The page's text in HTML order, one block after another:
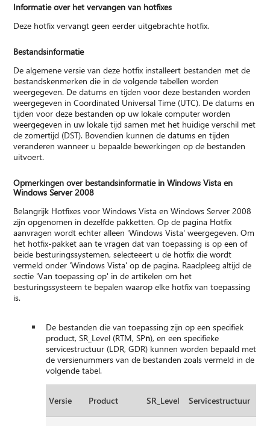
Informatie over het vervangen van hotfixes
Deze hotfix vervangt geen eerder uitgebrachte hotfix.
Bestandsinformatie
De algemene versie van deze hotfix installeert bestanden met de
bestandskenmerken die in de volgende tabellen worden
weergegeven. De datums en tijden voor deze bestanden worden
weergegeven in Coordinated Universal Time (UTC). De datums en
tijden voor deze bestanden op uw lokale computer worden
weergegeven in uw lokale tijd samen met het huidige verschil met
de zomertijd (DST). Bovendien kunnen de datums en tijden
veranderen wanneer u bepaalde bewerkingen op de bestanden
uitvoert.
Opmerkingen over bestandsinformatie in Windows Vista en
Windows Server 2008
Belangrijk Hotfixes voor Windows Vista en Windows Server 2008
zijn opgenomen in dezelfde pakketten. Op de pagina Hotfix
aanvragen wordt echter alleen 'Windows Vista' weergegeven. Om
het hotfix-pakket aan te vragen dat van toepassing is op een of
beide besturingssystemen, selecteeert u de hotfix die wordt
vermeld onder 'Windows Vista' op de pagina. Raadpleeg altijd de
sectie 'Van toepassing op' in de artikelen om het
besturingssysteem te bepalen waarop elke hotfix van toepassing
is.
De bestanden die van toepassing zijn op een specifiek
product, SR_Level (RTM, SPn), en een specifieke
servicestructuur (LDR, GDR) kunnen worden bepaald met
de versienummers van de bestanden zoals vermeld in de
volgende tabel.
Versie Product SR_Level Servicestructuur